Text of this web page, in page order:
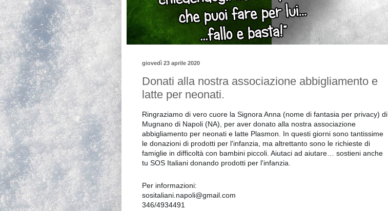
giovedì 23 aprile 2020
Donati alla nostra associazione abbigliamento e
latte per neonati.
Ringraziamo di vero cuore la Signora Anna (nome di fantasia per privacy) di
Mugnano di Napoli (NA), per aver donato alla nostra associazione
abbigliamento per neonati e latte Plasmon. In questi giorni sono tantissime
le donazioni di prodotti per l'infanzia, ma altrettanto sono le richieste di
famiglie in difficoltà con bambini piccoli. Aiutaci ad aiutare… sostieni anche
tu SOS Italiani donando prodotti per l'infanzia.
Per informazioni:
sositaliani.napoli@gmail.com
346/4934491